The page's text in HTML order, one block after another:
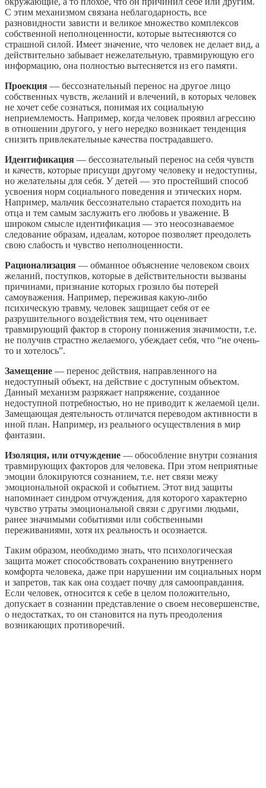
С этим механизмом связана неблагодарность, все
разновидности зависти и великое множество комплексов
собственной неполноценности, которые вытесняются со
страшной силой. Имеет значение, что человек не делает вид, а
действительно забывает нежелательную, травмирующую его
информацию, она полностью вытесняется из его памяти.
Проекция — бессознательный перенос на другое лицо
собственных чувств, желаний и влечений, в которых человек
не хочет себе сознаться, понимая их социальную
неприемлемость. Например, когда человек проявил агрессию
в отношении другого, у него нередко возникает тенденция
снизить привлекательные качества пострадавшего.
Идентификация — бессознательный перенос на себя чувств
и качеств, которые присущи другому человеку и недоступны,
но желательны для себя. У детей — это простейший способ
усвоения норм социального поведения и этических норм.
Например, мальчик бессознательно старается походить на
отца и тем самым заслужить его любовь и уважение. В
широком смысле идентификация — это неосознаваемое
следование образам, идеалам, которое позволяет преодолеть
свою слабость и чувство неполноценности.
Рационализация — обманное объяснение человеком своих
желаний, поступков, которые в действительности вызваны
причинами, признание которых грозило бы потерей
самоуважения. Например, переживая какую-либо
психическую травму, человек защищает себя от ее
разрушительного воздействия тем, что оценивает
травмирующий фактор в сторону понижения значимости, т.е.
не получив страстно желаемого, убеждает себя, что “не очень-
то и хотелось”.
Замещение — перенос действия, направленного на
недоступный объект, на действие с доступным объектом.
Данный механизм разряжает напряжение, созданное
недоступной потребностью, но не приводит к желаемой цели.
Замещающая деятельность отличатся переводом активности в
иной план. Например, из реального осуществления в мир
фантазии.
Изоляция, или отчуждение — обособление внутри сознания
травмирующих факторов для человека. При этом неприятные
эмоции блокируются сознанием, т.е. нет связи межу
эмоциональной окраской и событием. Этот вид защиты
напоминает синдром отчуждения, для которого характерно
чувство утраты эмоциональной связи с другими людьми,
ранее значимыми событиями или собственными
переживаниями, хотя их реальность и осознается.
Таким образом, необходимо знать, что психологическая
защита может способствовать сохранению внутреннего
комфорта человека, даже при нарушении им социальных норм
и запретов, так как она создает почву для самооправдания.
Если человек, относится к себе в целом положительно,
допускает в сознании представление о своем несовершенстве,
о недостатках, то он становится на путь преодоления
возникающих противоречий.